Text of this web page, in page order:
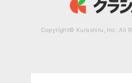
Copyright© Kurashiru, Inc. All